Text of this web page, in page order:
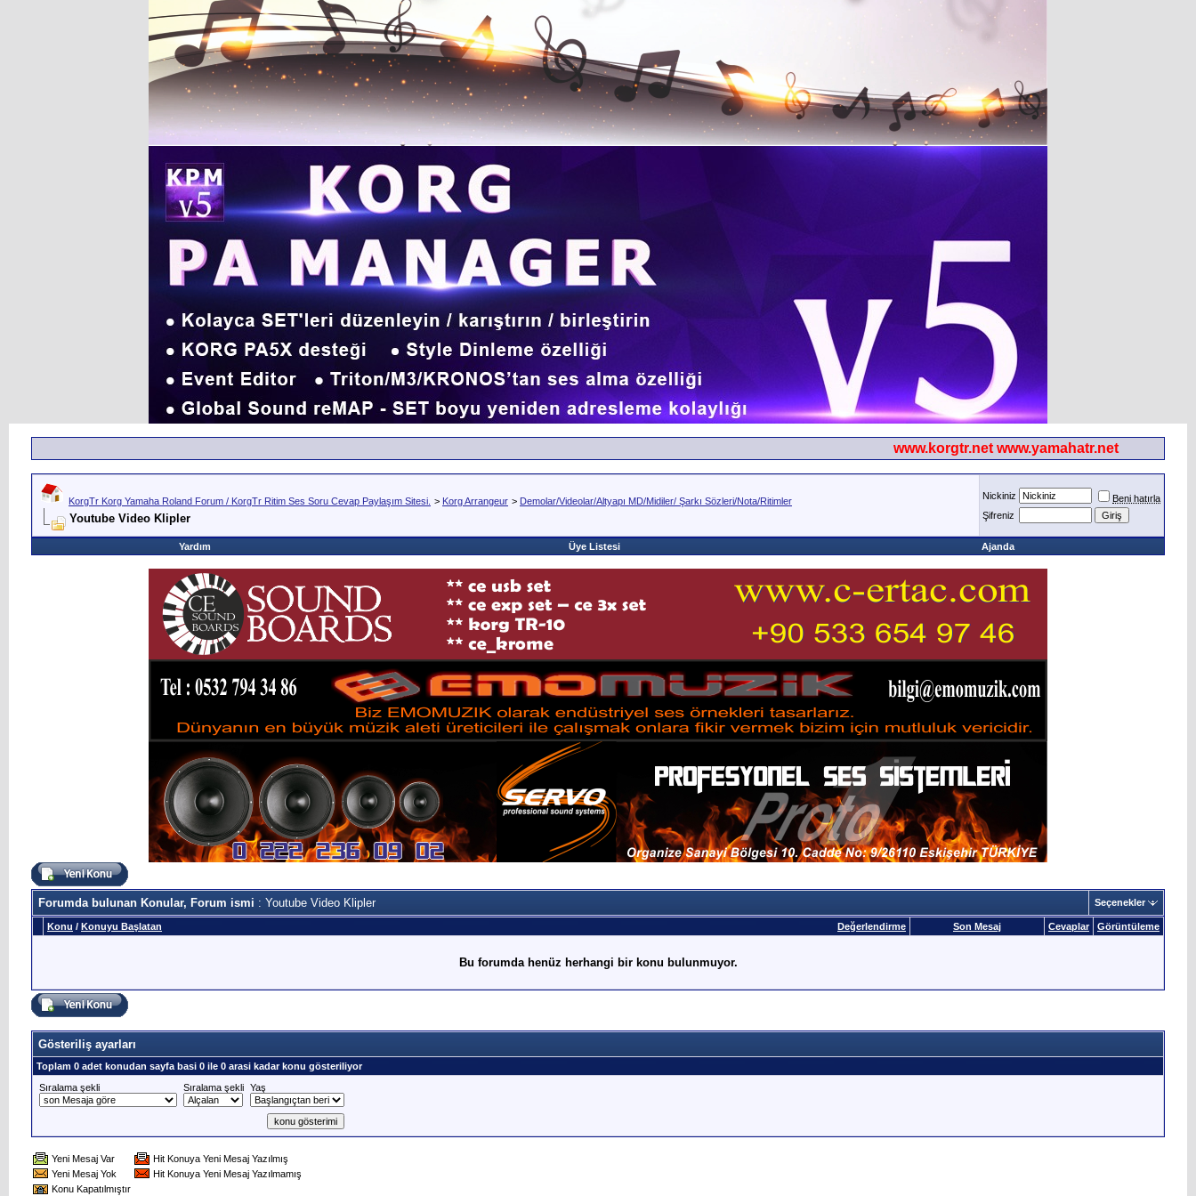
www.korgtr.net www.yamahatr.net
KorgTr Korg Yamaha Roland Forum / KorgTr Ritim Ses Soru Cevap Paylaşım Sitesi. > Korg Arrangeur > Demolar/Videolar/Altyapı MD/Midiler/ Şarkı Sözleri/Nota/Ritimler
Youtube Video Klipler
Nickiniz
Beni hatırla
Şifreniz
Yardım Üye Listesi Ajanda
Forumda bulunan Konular, Forum ismi : Youtube Video Klipler Seçenekler
Değerlendirme
Konu / Konuyu Başlatan Son Mesaj Cevaplar Görüntüleme
Bu forumda henüz herhangi bir konu bulunmuyor.
Gösteriliş ayarları
Toplam 0 adet konudan sayfa basi 0 ile 0 arasi kadar konu gösteriliyor
Sıralama şekli
Sıralama şekli Yaş
Yeni Mesaj Var
Hit Konuya Yeni Mesaj Yazılmış
Yeni Mesaj Yok
Hit Konuya Yeni Mesaj Yazılmamış
Konu Kapatılmıştır